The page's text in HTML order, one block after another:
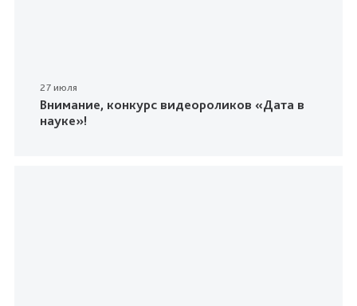
27 июля
Внимание, конкурс видеороликов «Дата в
науке»!